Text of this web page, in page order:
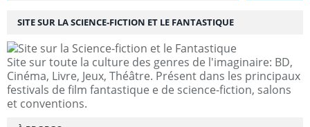
SITE SUR LA SCIENCE-FICTION ET LE FANTASTIQUE
Site sur toute la culture des genres de l'imaginaire: BD,
Cinéma, Livre, Jeux, Théâtre. Présent dans les principaux
festivals de film fantastique e de science-fiction, salons
et conventions.